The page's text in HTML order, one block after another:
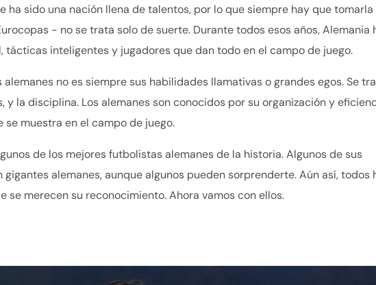
ha sido una nación llena de talentos, por lo que siempre hay que tomarla
- no se trata solo de suerte. Durante todos esos años, Alemania
inteligentes y jugadores que dan todo en el campo de juego.
no es siempre sus habilidades llamativas o grandes egos. Se
y la disciplina. Los alemanes son conocidos por su organización y
muestra en el campo de juego.
de los mejores futbolistas alemanes de la historia. Algunos de sus
alemanes, aunque algunos pueden sorprenderte. Aún así, todos
se merecen su reconocimiento. Ahora vamos con ellos.